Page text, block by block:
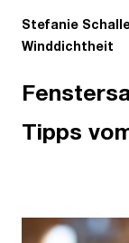
Stefanie
Winddichtheit
Tipps